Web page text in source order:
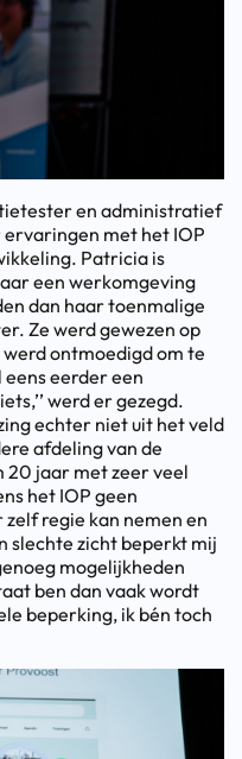
en administratief
met het IOP
Patricia is
een werkomgeving
dan haar toenmalige
Ze werd gewezen op
ontmoedigd om te
eens eerder een
werd er gezegd.
echter niet uit het veld
afdeling van de
20 jaar met zeer veel
het IOP geen
regie kan nemen en
slechte zicht beperkt mij
mogelijkheden
ben dan vaak wordt
beperking, ik bén toch